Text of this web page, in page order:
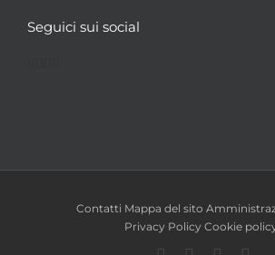
Seguici sui social
Contatti Mappa del sito
Privacy Policy Cookie